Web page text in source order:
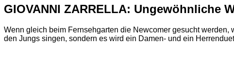
GIOVANNI ZARRELLA: Ungewöhnliche
Wenn gleich beim Fernsehgarten die Newcomer gesucht
den Jungs singen, sondern es wird ein Damen- und ein